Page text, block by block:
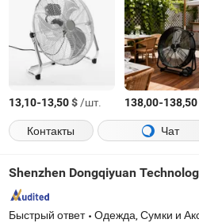
13,10-13,50$/шт. 138,00-138,50
Контакты
Чат
Shenzhen Dongqiyuan
Быстрый ответ Одежда, Сумки и Аксессуары, Посуда, Офис и Стол, Дом и Образ жизни, Специальные товары: Награды, Акриловые дисплеи,